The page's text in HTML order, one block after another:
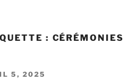
:
5, 2025